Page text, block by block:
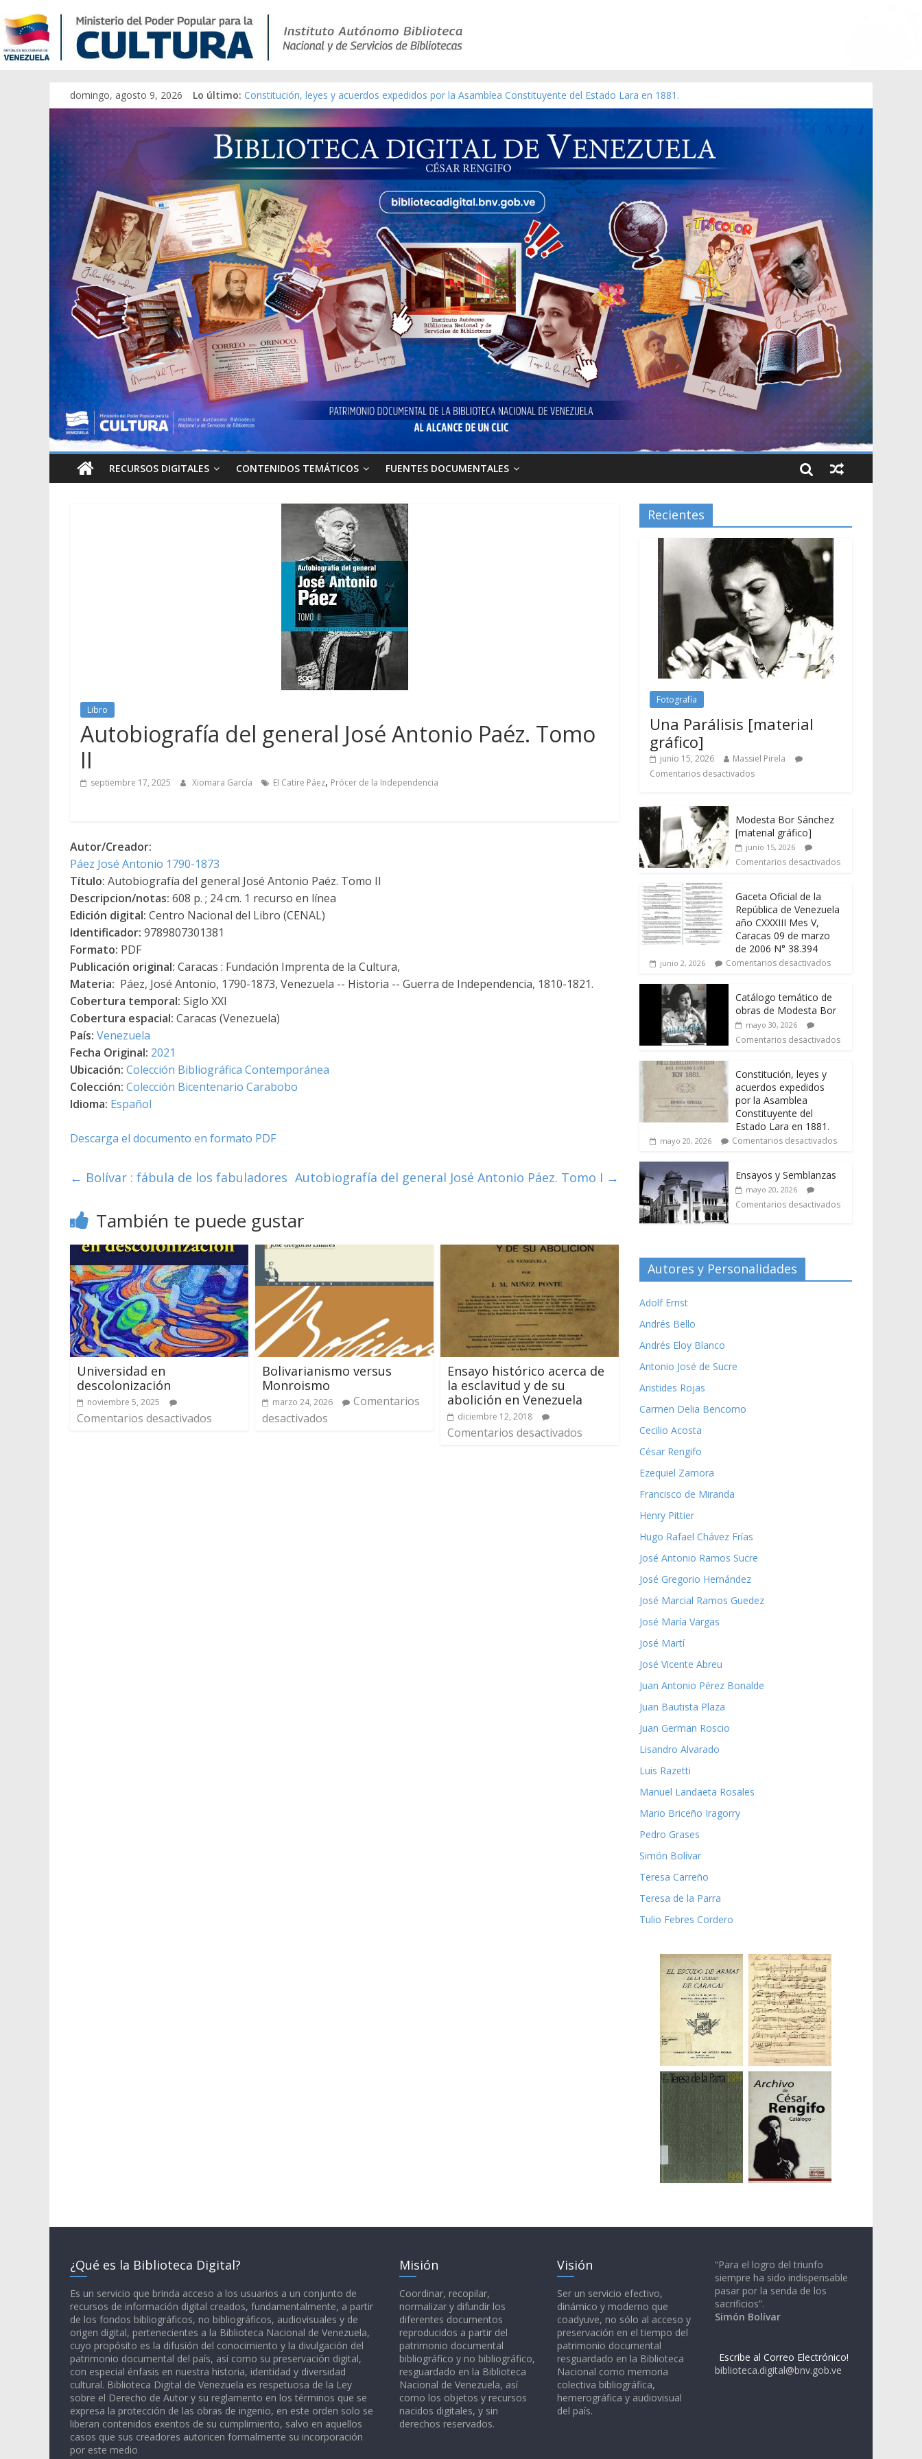
domingo, agosto 9, 2026 Lo último: Constitución, leyes y acuerdos expedidos por la Asamblea Constituyente del Estado Lara en 1881.
Una Parálisis [material gráfico]
Modesta Bor Sánchez [material gráfico]
Gaceta Oficial de la República de Venezuela año CXXXIII Mes V, Caracas 09 de marzo de 2006 N° 38.394
Catálogo temático de obras de Modesta Bor
RECURSOS DIGITALES CONTENIDOS TEMÁTICOS FUENTES DOCUMENTALES
Libro
Autobiografía del general José Antonio Paéz. Tomo
II
septiembre 17, 2025 Xiomara García El Catire Páez, Prócer de la Independencia
Autor/Creador:
Páez José Antonio 1790-1873
Título: Autobiografía del general José Antonio Paéz. Tomo II
Descripcion/notas: 608 p. ; 24 cm. 1 recurso en línea
Edición digital: Centro Nacional del Libro (CENAL)
Identificador: 9789807301381
Formato: PDF
Publicación original: Caracas : Fundación Imprenta de la Cultura,
Materia: Páez, José Antonio, 1790-1873, Venezuela -- Historia -- Guerra de Independencia, 1810-1821.
Cobertura temporal: Siglo XXI
Cobertura espacial: Caracas (Venezuela)
País: Venezuela
Fecha Original: 2021
Ubicación: Colección Bibliográfica Contemporánea
Colección: Colección Bicentenario Carabobo
Idioma: Español
Descarga el documento en formato PDF
← Bolívar : fábula de los fabuladores Autobiografía del general José Antonio Páez. Tomo I →
También te puede gustar
Universidad en
descolonización
noviembre 5, 2025
Comentarios desactivados
Bolivarianismo versus
Monroismo
marzo 24, 2026
Comentarios
desactivados
Ensayo histórico acerca de
la esclavitud y de su
abolición en Venezuela
diciembre 12, 2018
Comentarios desactivados
Recientes
Fotografía
Una Parálisis [material
gráfico]
junio 15, 2026
Massiel Pirela
Comentarios desactivados
Modesta Bor Sánchez
[material gráfico]
junio 15, 2026
Comentarios desactivados
Gaceta Oficial de la
República de Venezuela
año CXXXIII Mes V,
Caracas 09 de marzo
de 2006 N° 38.394
junio 2, 2026 Comentarios desactivados
Catálogo temático de
obras de Modesta Bor
mayo 30, 2026
Comentarios desactivados
Constitución, leyes y
acuerdos expedidos
por la Asamblea
Constituyente del
Estado Lara en 1881.
mayo 20, 2026 Comentarios desactivados
Ensayos y Semblanzas
mayo 20, 2026
Comentarios desactivados
Autores y Personalidades
Adolf Ernst
Andrés Bello
Andrés Eloy Blanco
Antonio José de Sucre
Aristides Rojas
Carmen Delia Bencomo
Cecilio Acosta
César Rengifo
Ezequiel Zamora
Francisco de Miranda
Henry Pittier
Hugo Rafael Chávez Frías
José Antonio Ramos Sucre
José Gregorio Hernández
José Marcial Ramos Guedez
José María Vargas
José Martí
José Vicente Abreu
Juan Antonio Pérez Bonalde
Juan Bautista Plaza
Juan German Roscio
Lisandro Alvarado
Luis Razetti
Manuel Landaeta Rosales
Mario Briceño Iragorry
Pedro Grases
Simón Bolívar
Teresa Carreño
Teresa de la Parra
Tulio Febres Cordero
¿Qué es la Biblioteca Digital?
Es un servicio que brinda acceso a los usuarios a un conjunto de
recursos de información digital creados, fundamentalmente, a partir
de los fondos bibliográficos, no bibliográficos, audiovisuales y de
origen digital, pertenecientes a la Biblioteca Nacional de Venezuela,
cuyo propósito es la difusión del conocimiento y la divulgación del
patrimonio documental del país, así como su preservación digital,
con especial énfasis en nuestra historia, identidad y diversidad
cultural. Biblioteca Digital de Venezuela es respetuosa de la Ley
sobre el Derecho de Autor y su reglamento en los términos que se
expresa la protección de las obras de ingenio, en este orden solo se
liberan contenidos exentos de su cumplimiento, salvo en aquellos
casos que sus creadores autoricen formalmente su incorporación
por este medio
Misión
Coordinar, recopilar,
normalizar y difundir los
diferentes documentos
reproducidos a partir del
patrimonio documental
bibliográfico y no bibliográfico,
resguardado en la Biblioteca
Nacional de Venezuela, así
como los objetos y recursos
nacidos digitales, y sin
derechos reservados.
Visión
Ser un servicio efectivo,
dinámico y moderno que
coadyuve, no sólo al acceso y
preservación en el tiempo del
patrimonio documental
resguardado en la Biblioteca
Nacional como memoria
colectiva bibliográfica,
hemerográfica y audiovisual
del país.
“Para el logro del triunfo
siempre ha sido indispensable
pasar por la senda de los
sacrificios”.
Simón Bolívar
Escribe al Correo Electrónico!
biblioteca.digital@bnv.gob.ve